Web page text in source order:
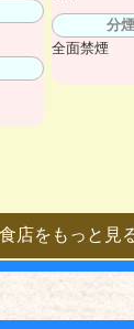
分
全面禁煙
食店をもっと